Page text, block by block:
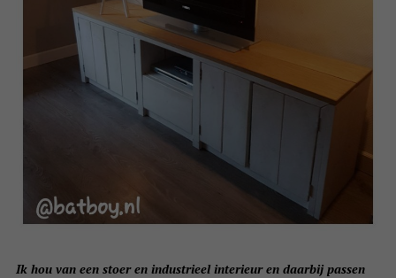
Ik hou van een stoer en industrieel interieur en daarbij passen